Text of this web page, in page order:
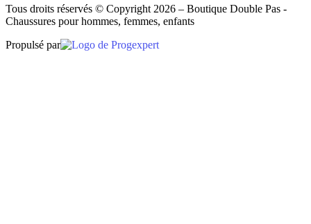
Tous droits réservés © Copyright 2026 – Boutique Double Pas -
Chaussures pour hommes, femmes, enfants
Propulsé par